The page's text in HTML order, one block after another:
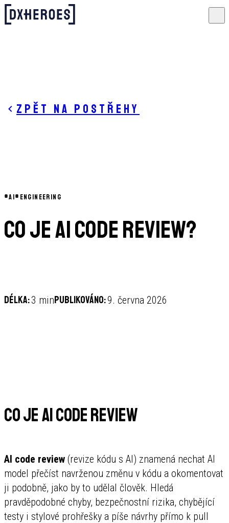
Zpět na postřehy
#AI# ENGINEERING
Co je AI code review?
Délka:3 minPublikováno:9. června 2026
Co je AI code review
AI code review (revize kódu s AI) znamená nechat AI
model přečíst navrženou změnu v kódu a okomentovat
ji podobně, jako by to udělal člověk. Hledá
pravděpodobné chyby, bezpečnostní rizika, chybějící
testy i stylové prohřešky a píše návrhy přímo k pull